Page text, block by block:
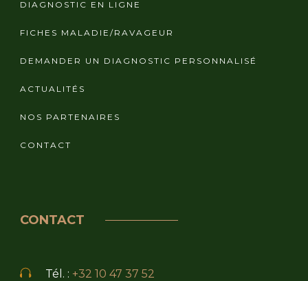
DIAGNOSTIC EN LIGNE
FICHES MALADIE/RAVAGEUR
DEMANDER UN DIAGNOSTIC PERSONNALISÉ
ACTUALITÉS
NOS PARTENAIRES
CONTACT
CONTACT
Tél. : +32 10 47 37 52